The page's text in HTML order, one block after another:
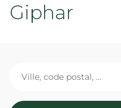
Giphar